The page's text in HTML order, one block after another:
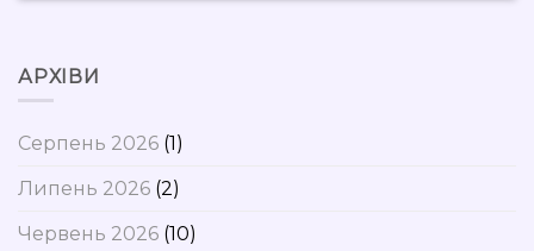
АРХІВИ
Серпень 2026 (1)
Липень 2026 (2)
Червень 2026 (10)